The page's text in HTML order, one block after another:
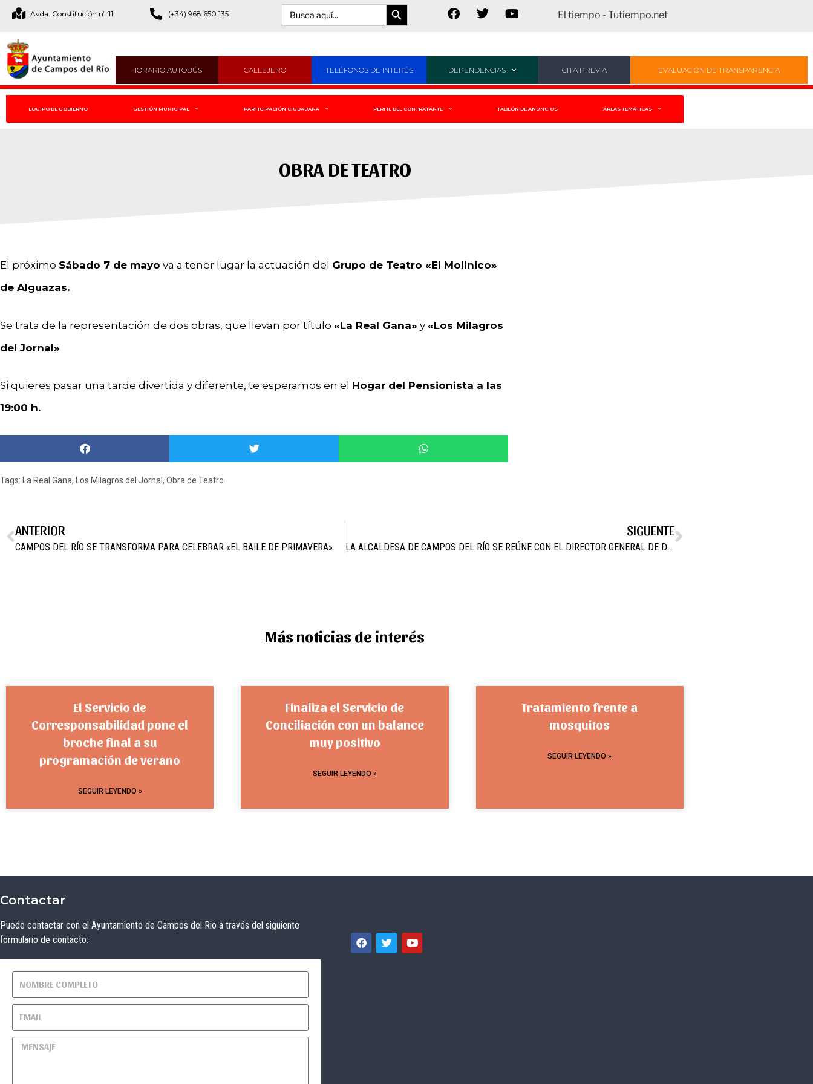
Avda. Constitución nº 11 (+34) 968 650 135 Buscar:
Botón de búsqueda
El tiempo - Tutiempo.net
HORARIO AUTOBÚS CALLEJERO TELÉFONOS DE INTERÉS DEPENDENCIAS CITA PREVIA EVALUACIÓN DE TRANSPARENCIA
EQUIPO DE GOBIERNO GESTIÓN MUNICIPAL PARTICIPACIÓN CIUDADANA PERFIL DEL CONTRATANTE TABLÓN DE ANUNCIOS ÁREAS TEMÁTICAS
OBRA DE TEATRO
El próximo Sábado 7 de mayo va a tener lugar la actuación del Grupo de Teatro «El Molinico»
de Alguazas.
Se trata de la representación de dos obras, que llevan por título «La Real Gana» y «Los Milagros
del Jornal»
Si quieres pasar una tarde divertida y diferente, te esperamos en el Hogar del Pensionista a las
19:00 h.
Tags: La Real Gana, Los Milagros del Jornal, Obra de Teatro
ANTERIOR
CAMPOS DEL RÍO SE TRANSFORMA PARA CELEBRAR «EL BAILE DE PRIMAVERA»
SIGUENTE
LA ALCALDESA DE CAMPOS DEL RÍO SE REÚNE CON EL DIRECTOR GENERAL DE DEPORTES PARA DAR RESPUESTA A LAS NECESIDADES DEL MUNICIPIO EN MATERIA DEPORTIVA
Más noticias de interés
El Servicio de
Corresponsabilidad pone el
broche final a su
programación de verano
SEGUIR LEYENDO »
Finaliza el Servicio de
Conciliación con un balance
muy positivo
SEGUIR LEYENDO »
Tratamiento frente a
mosquitos
SEGUIR LEYENDO »
Contactar
Puede contactar con el Ayuntamiento de Campos del Rio a través del siguiente
formulario de contacto: